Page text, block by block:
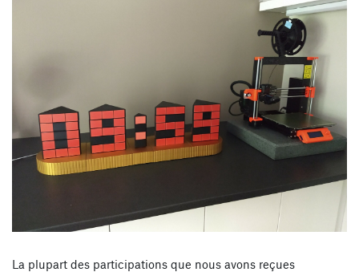
La plupart des participations que nous avons reçues